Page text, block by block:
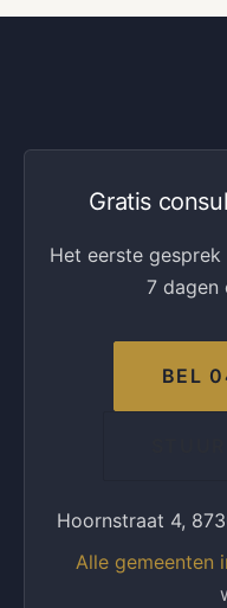
Gratis
Het eerste
7 dagen
BEL
Hoornstraat 4,
Alle gemeenten